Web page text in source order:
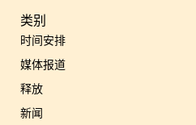
航
类别
时间安排
媒体报道
释放
新闻